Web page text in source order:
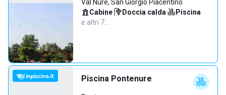
Val Nure, San Giorgio Piacentino
Cabine· Doccia calda· Piscina·
e altri 7…
Piscina Pontenure